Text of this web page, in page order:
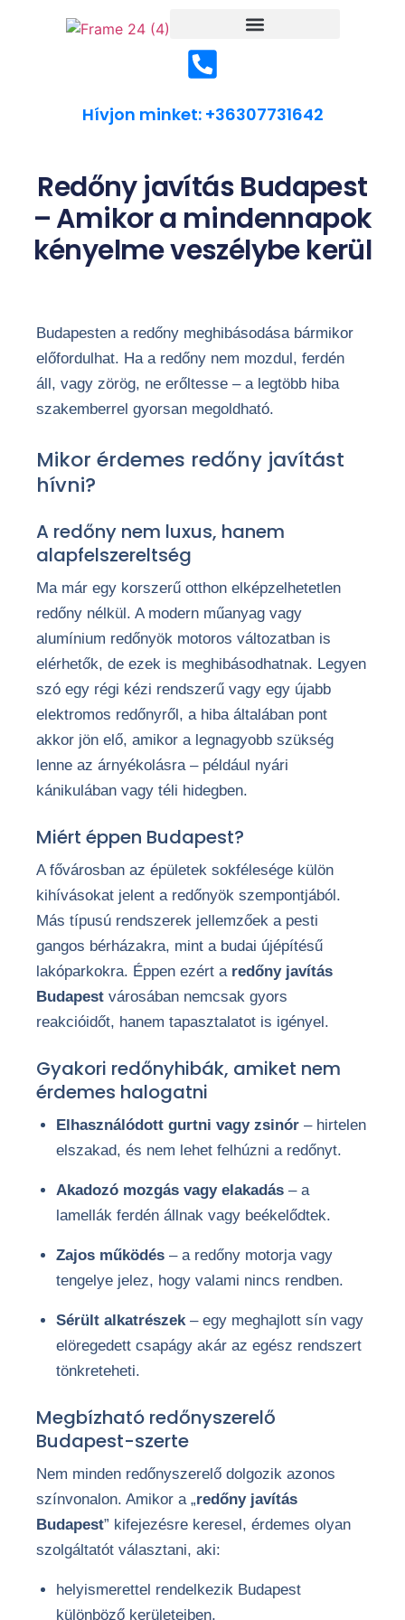
Hívjon minket: +36307731642
Redőny javítás Budapest
– Amikor a mindennapok
kényelme veszélybe kerül
Budapesten a redőny meghibásodása bármikor
előfordulhat. Ha a redőny nem mozdul, ferdén
áll, vagy zörög, ne erőltesse – a legtöbb hiba
szakemberrel gyorsan megoldható.
Mikor érdemes redőny javítást
hívni?
A redőny nem luxus, hanem
alapfelszereltség
Ma már egy korszerű otthon elképzelhetetlen
redőny nélkül. A modern műanyag vagy
alumínium redőnyök motoros változatban is
elérhetők, de ezek is meghibásodhatnak. Legyen
szó egy régi kézi rendszerű vagy egy újabb
elektromos redőnyről, a hiba általában pont
akkor jön elő, amikor a legnagyobb szükség
lenne az árnyékolásra – például nyári
kánikulában vagy téli hidegben.
Miért éppen Budapest?
A fővárosban az épületek sokfélesége külön
kihívásokat jelent a redőnyök szempontjából.
Más típusú rendszerek jellemzőek a pesti
gangos bérházakra, mint a budai újépítésű
lakóparkokra. Éppen ezért a redőny javítás
Budapest városában nemcsak gyors
reakcióidőt, hanem tapasztalatot is igényel.
Gyakori redőnyhibák, amiket nem
érdemes halogatni
Elhasználódott gurtni vagy zsinór – hirtelen
elszakad, és nem lehet felhúzni a redőnyt.
Akadozó mozgás vagy elakadás – a
lamellák ferdén állnak vagy beékelődtek.
Zajos működés – a redőny motorja vagy
tengelye jelez, hogy valami nincs rendben.
Sérült alkatrészek– egy meghajlott sín vagy
elöregedett csapágy akár az egész rendszert
tönkreteheti.
Megbízható redőnyszerelő
Budapest-szerte
Nem minden redőnyszerelő dolgozik azonos
színvonalon. Amikor a „redőny javítás
Budapest” kifejezésre keresel, érdemes olyan
szolgáltatót választani, aki:
helyismerettel rendelkezik Budapest
különböző kerületeiben,